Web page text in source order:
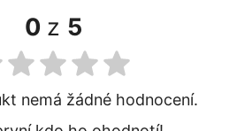
0 z 5
nemá žádné hodnocení.